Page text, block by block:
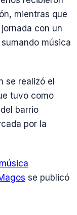
mientras que
con un
música
se realizó el
tuvo como
barrio
por la
se publicó